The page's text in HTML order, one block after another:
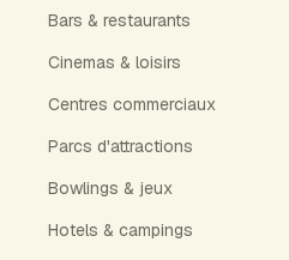
Bars & restaurants
Cinemas & loisirs
Centres commerciaux
Parcs d'attractions
Bowlings & jeux
Hotels & campings